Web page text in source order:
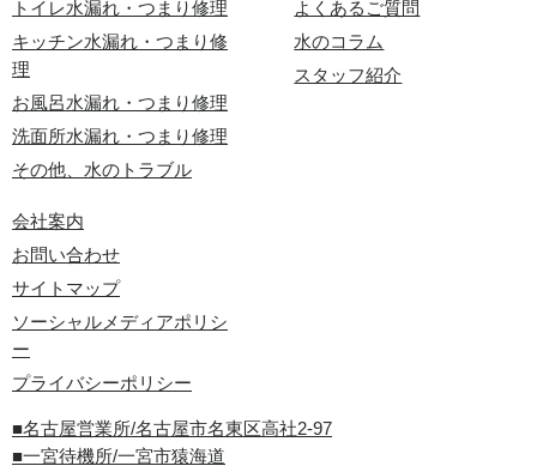
トイレ水漏れ・つまり修理
キッチン水漏れ・つまり修
理
お風呂水漏れ・つまり修理
洗面所水漏れ・つまり修理
その他、水のトラブル
よくあるご質問
水のコラム
スタッフ紹介
会社案内
お問い合わせ
サイトマップ
ソーシャルメディアポリシ
ー
プライバシーポリシー
■名古屋営業所/名古屋市名東区高社2-97
■一宮待機所/一宮市猿海道